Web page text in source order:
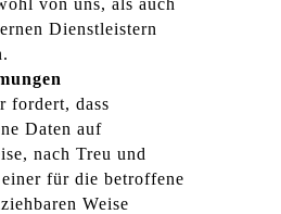
von uns, als auch
Dienstleistern
fordert, dass
Daten auf
nach Treu und
für die betroffene
Weise